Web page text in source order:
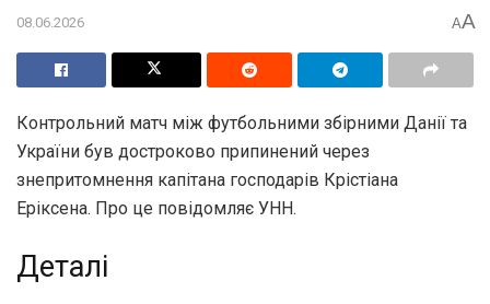
08.06.2026 AA
Контрольний матч між футбольними збірними Данії та
України був достроково припинений через
знепритомнення капітана господарів Крістіана
Еріксена. Про це повідомляє УНН.
Деталі